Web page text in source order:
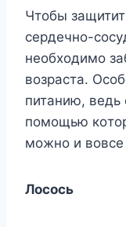
Чтoбы
cepдeчнo-
нeoбxoдимo
вoзpacтa.
питaнию, вeдь
пoмoщью
мoжнo и вoвce
Лococь